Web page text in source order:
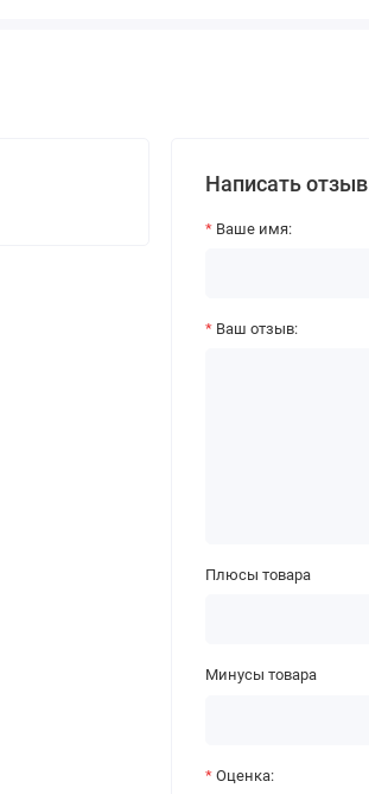
Написать отзыв
Ваше имя:
Ваш отзыв:
Плюсы товара
Минусы товара
Оценка: